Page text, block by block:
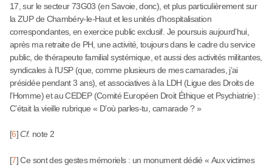
17, sur le secteur 73G03 (en Savoie, donc), et plus particulièrement sur
la ZUP de Chambéry-le-Haut et les unités d’hospitalisation
correspondantes, en exercice public exclusif. Je poursuis aujourd’hui,
après ma retraite de PH, une activité, toujours dans le cadre du service
public, de thérapeute familial systémique, et aussi des activités militantes,
syndicales à l’USP (que, comme plusieurs de mes camarades, j’ai
présidée pendant 3 ans), et associatives à la LDH (Ligue des Droits de
l’Homme) et au CEDEP (Comité Européen Droit Éthique et Psychiatrie) :
C’était la vieille rubrique « D’où parles-tu, camarade ? »
[6]Cf. note 2
[7]Ce sont des gestes mémoriels : un monument dédié « Aux victimes